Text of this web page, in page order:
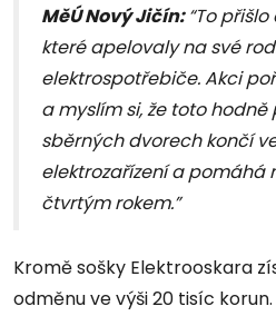
MěÚ Nový Jičín:“To
které apelovaly na své
elektrospotřebiče. Akci
a myslím si, že toto hodně
sběrných dvorech končí
elektrozařízení a pomáhá
čtvrtým rokem.”
Kromě sošky Elektrooskara
odměnu ve výši 20 tisíc korun.